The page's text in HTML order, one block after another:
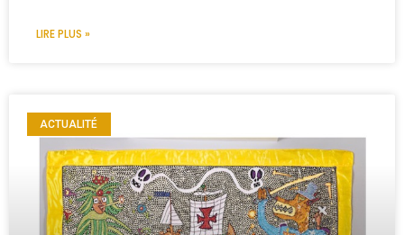
LIRE PLUS »
ACTUALITÉ